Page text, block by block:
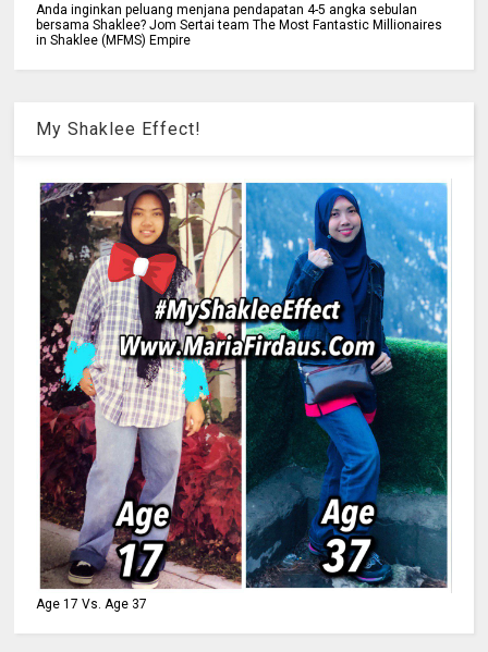
Anda inginkan peluang menjana pendapatan 4-5 angka sebulan
bersama Shaklee? Jom Sertai team The Most Fantastic Millionaires
in Shaklee (MFMS) Empire
My Shaklee Effect!
Age 17 Vs. Age 37